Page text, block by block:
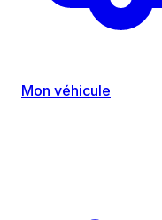
Mon véhicule